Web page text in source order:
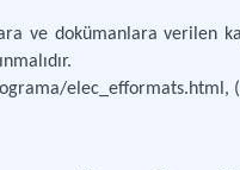
ve dokümanlara verilen
elec_efformats.html,